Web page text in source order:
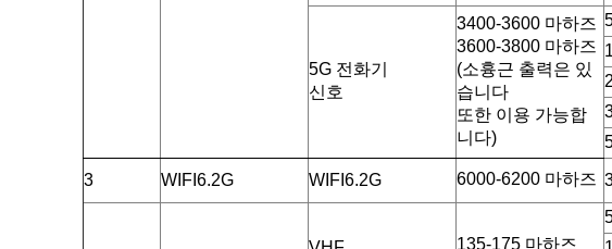
5G 전화기
신호
3400-3600 마하즈
3600-3800 마하즈
(소흉근 출력은 있
습니다
또한 이용 가능합
니다)
3 WIFI6.2G WIFI6.2G 6000-6200 마하즈
135-175 마하즈